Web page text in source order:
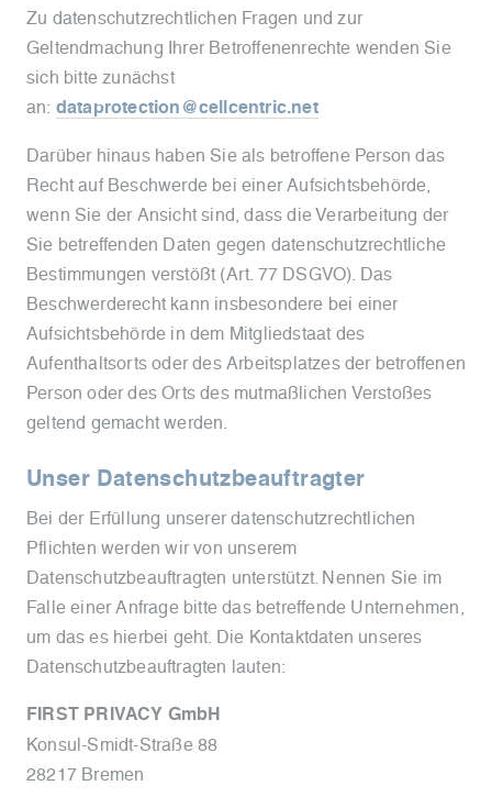
Zu datenschutzrechtlichen Fragen und zur
Geltendmachung Ihrer Betroffenenrechte wenden Sie
sich bitte zunächst
an: dataprotection@cellcentric.net
Darüber hinaus haben Sie als betroffene Person das
Recht auf Beschwerde bei einer Aufsichtsbehörde,
wenn Sie der Ansicht sind, dass die Verarbeitung der
Sie betreffenden Daten gegen datenschutzrechtliche
Bestimmungen verstößt (Art. 77 DSGVO). Das
Beschwerderecht kann insbesondere bei einer
Aufsichtsbehörde in dem Mitgliedstaat des
Aufenthaltsorts oder des Arbeitsplatzes der betroffenen
Person oder des Orts des mutmaßlichen Verstoßes
geltend gemacht werden.
Unser Datenschutzbeauftragter
Bei der Erfüllung unserer datenschutzrechtlichen
Pflichten werden wir von unserem
Datenschutzbeauftragten unterstützt. Nennen Sie im
Falle einer Anfrage bitte das betreffende Unternehmen,
um das es hierbei geht. Die Kontaktdaten unseres
Datenschutzbeauftragten lauten:
FIRST PRIVACY GmbH
Konsul-Smidt-Straße 88
28217 Bremen